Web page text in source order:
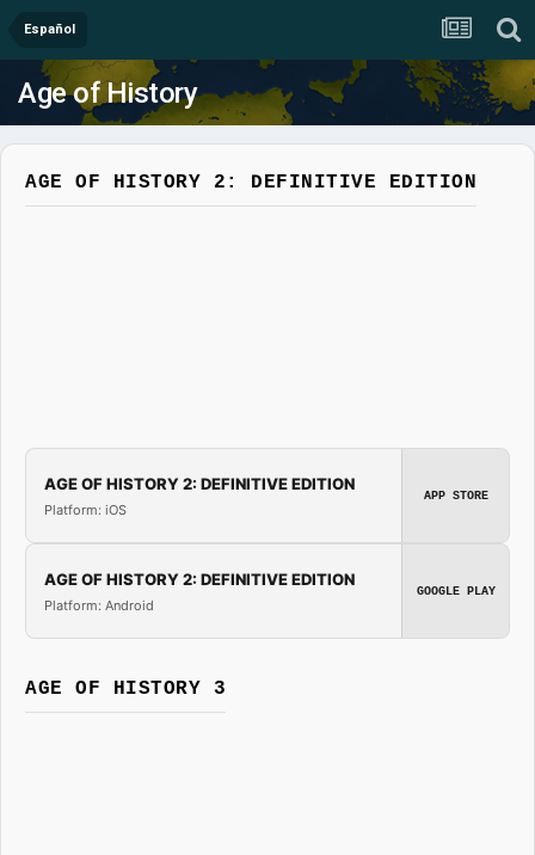
Español
Age of History
AGE OF HISTORY 2: DEFINITIVE EDITION
AGE OF HISTORY 2: DEFINITIVE EDITION
Platform: iOS
APP STORE
AGE OF HISTORY 2: DEFINITIVE EDITION
Platform: Android
GOOGLE PLAY
AGE OF HISTORY 3